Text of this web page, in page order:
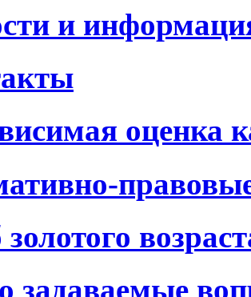
и
оценка
задаваемые